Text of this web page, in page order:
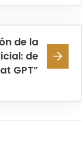
de la
de
GPT”